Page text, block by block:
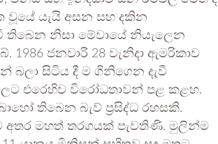
වූයේ යැයි අසන සහ දකින
තිබෙන නිසා මේවායේ නියැලෙන
ජනවාරි 28 වැනිදා ඇමරිකාව
සිටිය දී ම ගිනිගෙන දැවී
එරෙහිව විරෝධතාවන් පළ කළහ.
තිබෙන බැව් ප්‍රසිද්ධ රහසකි.
අතර මහත් තරගයක් පැවතිණි. මුලින්ම